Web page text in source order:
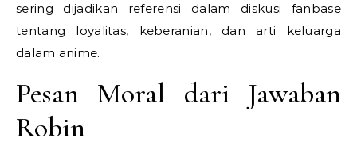
sering dijadikan referensi dalam diskusi fanbase
tentang loyalitas, keberanian, dan arti keluarga
dalam anime.
Pesan Moral dari Jawaban
Robin